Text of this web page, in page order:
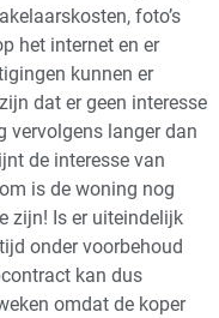
foto’s
het internet en er
kunnen er
dat er geen interesse
vervolgens langer dan
de interesse van
is de woning nog
zijn! Is er uiteindelijk
onder voorbehoud
kan dus
omdat de koper